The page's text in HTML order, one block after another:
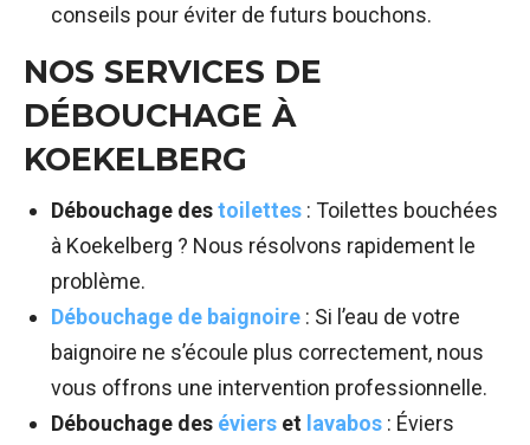
conseils pour éviter de futurs bouchons.
NOS SERVICES DE
DÉBOUCHAGE À
KOEKELBERG
Débouchage destoilettes : Toilettes bouchées
à Koekelberg ? Nous résolvons rapidement le
problème.
Débouchage de baignoire : Si l’eau de votre
baignoire ne s’écoule plus correctement, nous
vous offrons une intervention professionnelle.
Débouchage des éviers et lavabos : Éviers